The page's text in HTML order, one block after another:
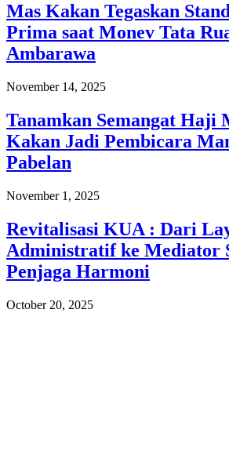
Mas Kakan Tegaskan
Prima saat Monev Tata
Ambarawa
November 14, 2025
Tanamkan Semangat Haji
Kakan Jadi Pembicara
Pabelan
November 1, 2025
Revitalisasi KUA : Dari
Administratif ke Mediator
Penjaga Harmoni
October 20, 2025